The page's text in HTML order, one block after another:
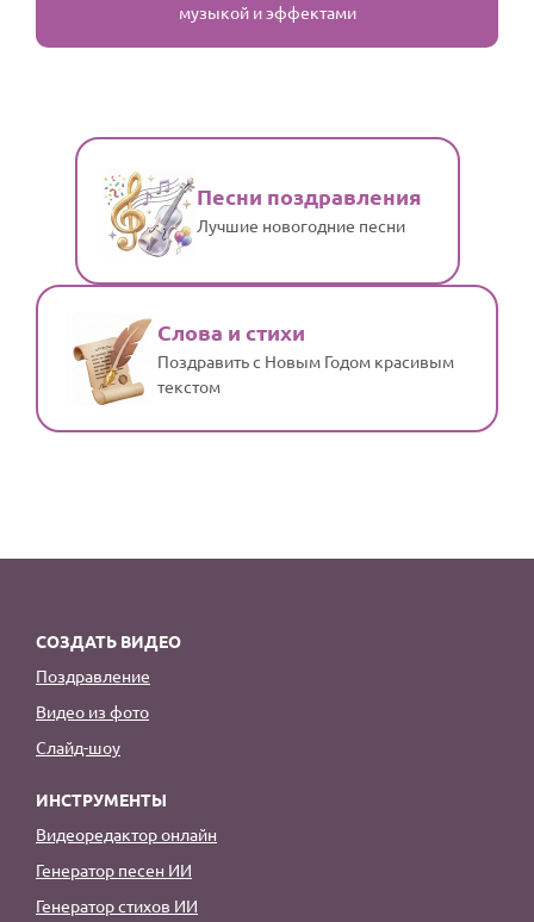
музыкой и эффектами
Песни поздравления
Лучшие новогодние песни
Слова и стихи
Поздравить с Новым Годом красивым
текстом
СОЗДАТЬ ВИДЕО
Поздравление
Видео из фото
Слайд-шоу
ИНСТРУМЕНТЫ
Видеоредактор онлайн
Генератор песен ИИ
Генератор стихов ИИ